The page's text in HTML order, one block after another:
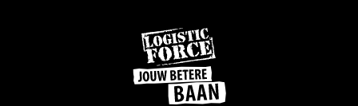
Ga
naar
de
homepage